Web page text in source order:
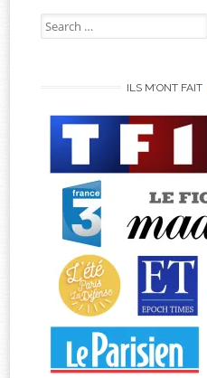
Search
for:
ILS M’ONT FAIT